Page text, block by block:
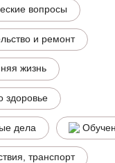
вопросы
и ремонт
жизнь
здоровье
дела
транспорт